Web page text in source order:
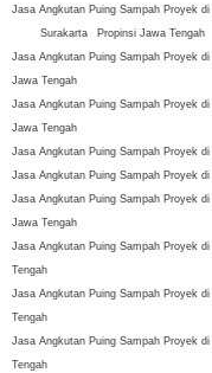
Jasa Angkutan Puing Sampah Proyek di
Surakarta
Propinsi Jawa Tengah
Jasa Angkutan Puing Sampah Proyek di
Jawa Tengah
Jasa Angkutan Puing Sampah Proyek di
Jawa Tengah
Jasa Angkutan Puing Sampah Proyek di
Jasa Angkutan Puing Sampah Proyek di
Jasa Angkutan Puing Sampah Proyek di
Jawa Tengah
Jasa Angkutan Puing Sampah Proyek di
Tengah
Jasa Angkutan Puing Sampah Proyek di
Tengah
Jasa Angkutan Puing Sampah Proyek di
Tengah